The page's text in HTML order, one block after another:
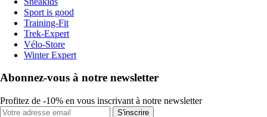
Sport is good
Training-Fit
Trek-Expert
Vélo-Store
Winter Expert
Abonnez-vous à notre newsletter
Profitez de -10% en vous inscrivant à notre newsletter
S'inscrire